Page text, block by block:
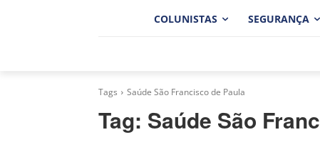
COLUNISTAS SEGURANÇA
Tags Saúde São Francisco de Paula
Tag: Saúde São